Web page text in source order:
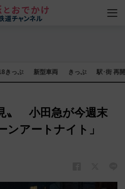
きっぷ 新型車両 きっぷ 駅･街 再
〟 小田急が今週末
ンアートナイト」